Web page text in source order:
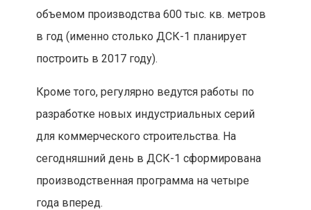
объемом производства 600 тыс. кв. метров
в год (именно столько ДСК-1 планирует
построить в 2017 году).
Кроме того, регулярно ведутся работы по
разработке новых индустриальных серий
для коммерческого строительства. На
сегодняшний день в ДСК-1 сформирована
производственная программа на четыре
года вперед.